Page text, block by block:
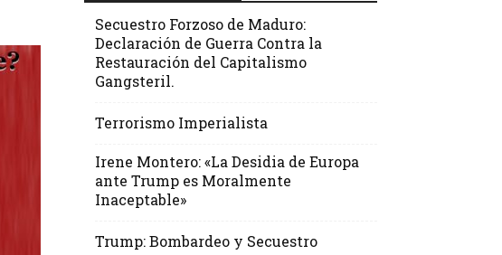
Secuestro Forzoso de Maduro:
Declaración de Guerra Contra la
Restauración del Capitalismo
Gangsteril.
Terrorismo Imperialista
Irene Montero: «La Desidia de Europa
ante Trump es Moralmente
Inaceptable»
Trump: Bombardeo y Secuestro